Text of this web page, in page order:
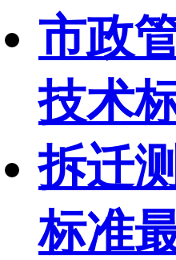
市政
技术
拆迁
标准